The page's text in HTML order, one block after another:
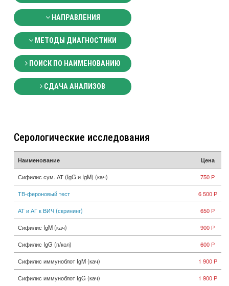
НАПРАВЛЕНИЯ
МЕТОДЫ ДИАГНОСТИКИ
ПОИСК ПО НАИМЕНОВАНИЮ
СДАЧА АНАЛИЗОВ
Серологические исследования
Наименование Цена
Сифилис сум. АТ (IgG и IgM) (кач) 750 Р
ТВ-фероновый тест 6 500 Р
АТ и АГ к ВИЧ (скрининг) 650 Р
Сифилис IgM (кач) 900 Р
Сифилис IgG (п/кол) 600 Р
Сифилис иммуноблот IgM (кач) 1 900 Р
Сифилис иммуноблот IgG (кач) 1 900 Р